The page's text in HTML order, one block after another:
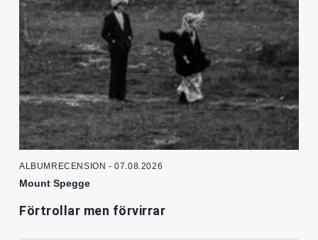
ALBUMRECENSION - 07.08.2026
Mount Spegge
Förtrollar men förvirrar